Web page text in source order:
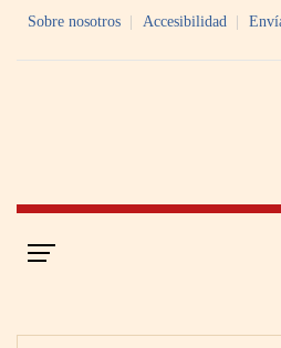
Sobre nosotros Accesibilidad